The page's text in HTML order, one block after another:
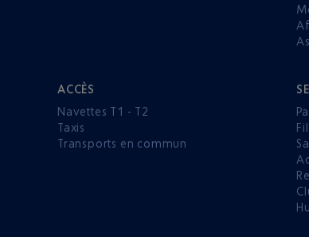
ACCÈS
Navettes T1 - T2
Taxis
Transports en commun